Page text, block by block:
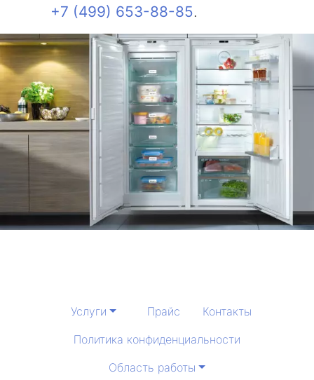
+7 (499) 653-88-85.
Услуги Прайс
Контакты
Политика конфиденциальности
Область работы